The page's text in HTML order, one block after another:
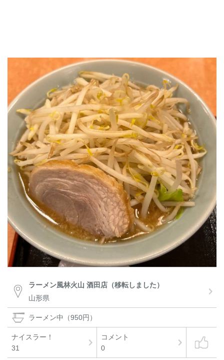
ラーメン風林火山 酒田店（移転しました）
山形県
ラーメン中（950円）
ナイスラー！
31
コメント
0